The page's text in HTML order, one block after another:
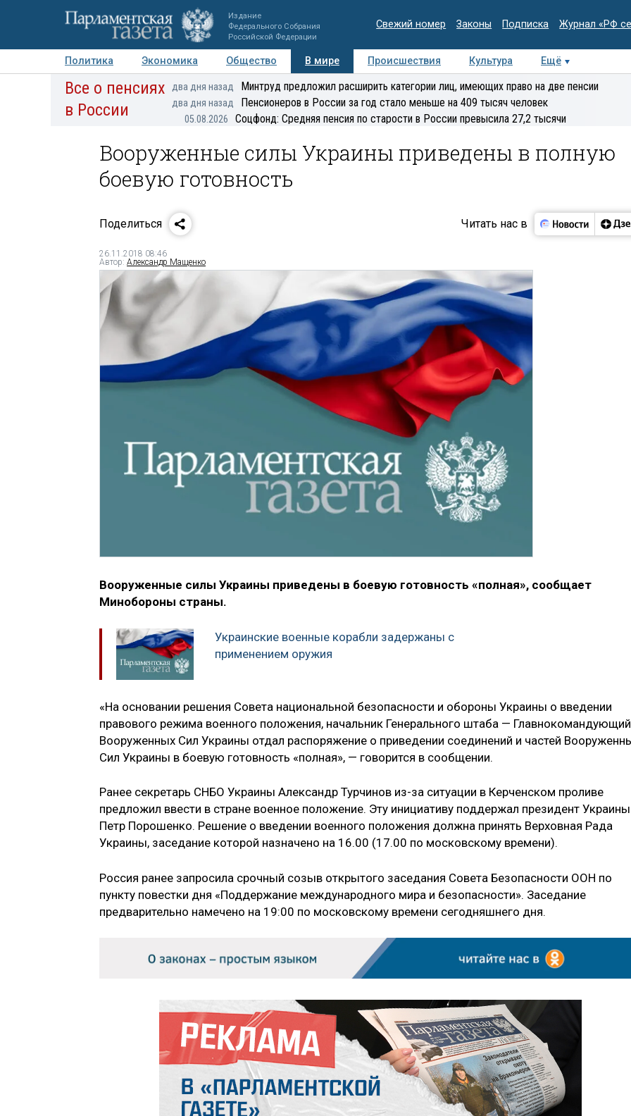
Издание
Федерального Собрания
Российской Федерации
Свежий номер Законы Подписка Журнал «РФ
Политика Экономика Общество В мире Происшествия Культура
Ещё
Авторы Персоны Мнения Регионы Медиацентр Интервью Колумнисты
Все о пенсиях
в России
два дня назад Минтруд предложил расширить категории лиц, имеющих право на две пенсии
два дня назад Пенсионеров в России за год стало меньше на 409 тысяч человек
05.08.2026 Соцфонд: Средняя пенсия по старости в России превысила 27,2 тысячи
Вооруженные силы Украины приведены в полную
боевую готовность
Поделиться Читать нас в
26.11.2018 08:46
Автор: Александр Мащенко
Вооруженные силы Украины приведены в боевую готовность «полная», сообщает
Минобороны страны.
Украинские военные корабли задержаны с
применением оружия
«На основании решения Совета национальной безопасности и обороны Украины о введении
правового режима военного положения, начальник Генерального штаба — Главнокомандующий
Вооруженных Сил Украины отдал распоряжение о приведении соединений и частей
Сил Украины в боевую готовность «полная», — говорится в сообщении.
Ранее секретарь СНБО Украины Александр Турчинов из-за ситуации в Керченском проливе
предложил ввести в стране военное положение. Эту инициативу поддержал президент Украины
Петр Порошенко. Решение о введении военного положения должна принять Верховная Рада
Украины, заседание которой назначено на 16.00 (17.00 по московскому времени).
Россия ранее запросила срочный созыв открытого заседания Совета Безопасности ООН по
пункту повестки дня «Поддержание международного мира и безопасности». Заседание
предварительно намечено на 19:00 по московскому времени сегодняшнего дня.